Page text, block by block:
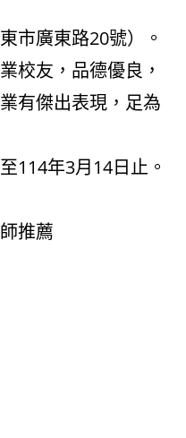
市廣東路20號）。
校友，品德優良，
有傑出表現，足為
114年3月14日止。
推薦